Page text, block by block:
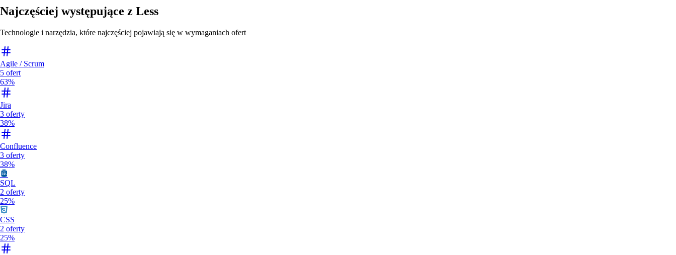
Najczęściej występujące z Less
Technologie i narzędzia, które najczęściej pojawiają się w wymaganiach ofert
Agile / Scrum
5 ofert
63%
Jira
3 oferty
38%
Confluence
3 oferty
38%
SQL
2 oferty
25%
CSS
2 oferty
25%